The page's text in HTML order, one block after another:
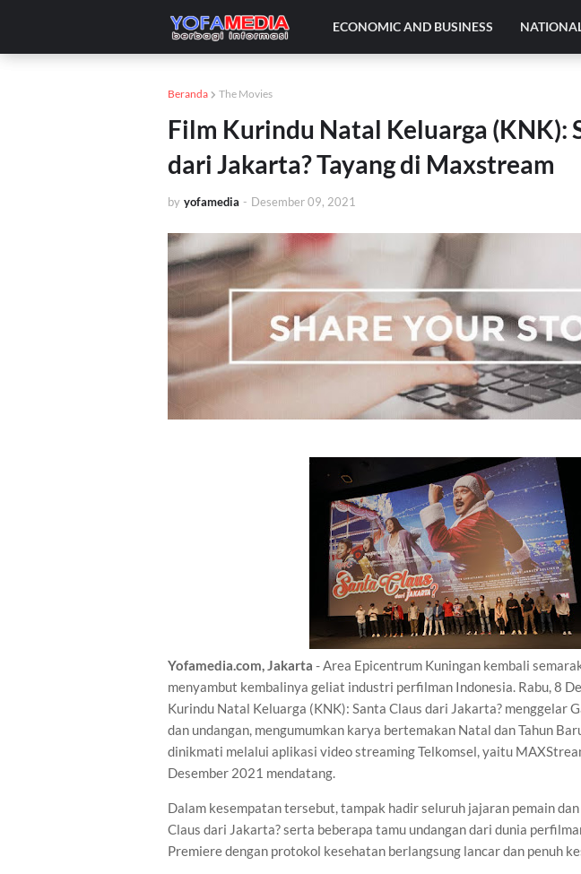
ECONOMIC AND BUSINESS
Beranda The Movies
Film Kurindu Natal Keluarga (KNK):
dari Jakarta? Tayang di Maxstream
by yofamedia - Desember 09, 2021
Yofamedia.com, Jakarta - Area Epicentrum Kuningan kembali
menyambut kembalinya geliat industri perfilman Indonesia. Rabu, 8
Kurindu Natal Keluarga (KNK): Santa Claus dari Jakarta? menggelar
dan undangan, mengumumkan karya bertemakan Natal dan Tahun
dinikmati melalui aplikasi video streaming Telkomsel, yaitu
Desember 2021 mendatang.
Dalam kesempatan tersebut, tampak hadir seluruh jajaran pemain
Claus dari Jakarta? serta beberapa tamu undangan dari dunia
Premiere dengan protokol kesehatan berlangsung lancar dan penuh